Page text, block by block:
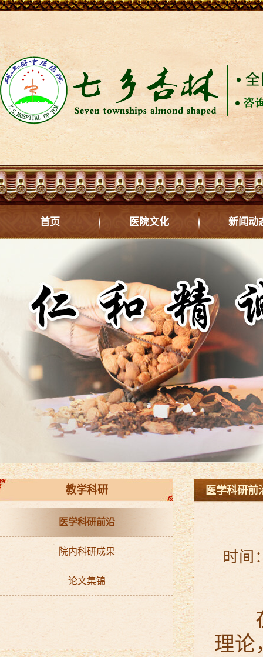
首页 医院文化 新闻动
教学科研
医学科研前沿
院内科研成果
论文集锦
医学科研前
时间
在
理论